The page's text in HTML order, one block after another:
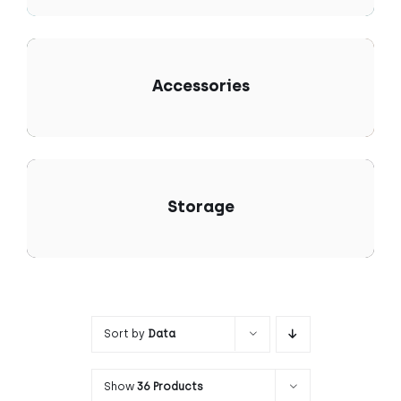
Accessories
Storage
Sort by Data
Show 36 Products